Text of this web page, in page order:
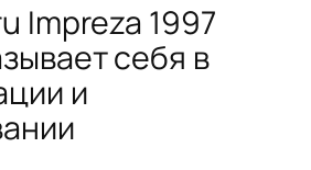
Impreza 1997
себя в
и